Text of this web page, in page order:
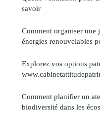
savoir
Comment organiser une
énergies renouvelables
Explorez vos options
Comment planifier un
biodiversité dans les